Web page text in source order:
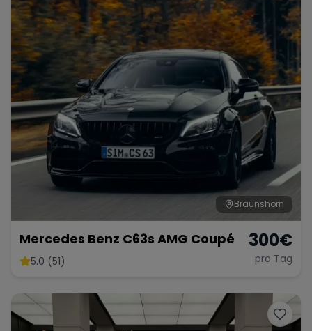
Range Rover Corvette
Braunshorn
Mercedes Benz C63s AMG Coupé
5.0 (51)
300€
pro Tag